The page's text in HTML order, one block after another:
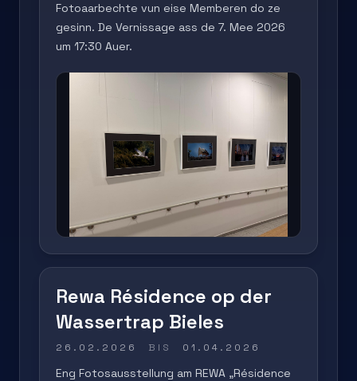
Fotoaarbechte vun eise Memberen do ze
gesinn. De Vernissage ass de 7. Mee 2026
um 17:30 Auer.
Rewa Résidence op der
Wassertrap Bieles
26.02.2026 BIS 01.04.2026
Eng Fotosausstellung am REWA „Résidence